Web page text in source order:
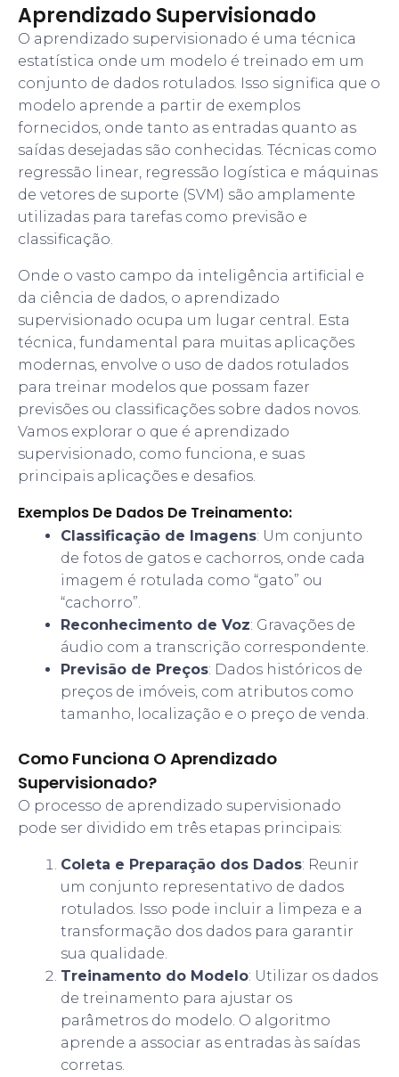
Aprendizado Supervisionado
O aprendizado supervisionado é uma técnica
estatística onde um modelo é treinado em um
conjunto de dados rotulados. Isso significa que o
modelo aprende a partir de exemplos
fornecidos, onde tanto as entradas quanto as
saídas desejadas são conhecidas. Técnicas como
regressão linear, regressão logística e máquinas
de vetores de suporte (SVM) são amplamente
utilizadas para tarefas como previsão e
classificação.
Onde o vasto campo da inteligência artificial e
da ciência de dados, o aprendizado
supervisionado ocupa um lugar central. Esta
técnica, fundamental para muitas aplicações
modernas, envolve o uso de dados rotulados
para treinar modelos que possam fazer
previsões ou classificações sobre dados novos.
Vamos explorar o que é aprendizado
supervisionado, como funciona, e suas
principais aplicações e desafios.
Exemplos De Dados De Treinamento:
Classificação de Imagens: Um conjunto
de fotos de gatos e cachorros, onde cada
imagem é rotulada como “gato” ou
“cachorro”.
Reconhecimento de Voz: Gravações de
áudio com a transcrição correspondente.
Previsão de Preços: Dados históricos de
preços de imóveis, com atributos como
tamanho, localização e o preço de venda.
Como Funciona O Aprendizado
Supervisionado?
O processo de aprendizado supervisionado
pode ser dividido em três etapas principais:
Coleta e Preparação dos Dados: Reunir
um conjunto representativo de dados
rotulados. Isso pode incluir a limpeza e a
transformação dos dados para garantir
sua qualidade.
Treinamento do Modelo: Utilizar os dados
de treinamento para ajustar os
parâmetros do modelo. O algoritmo
aprende a associar as entradas às saídas
corretas.